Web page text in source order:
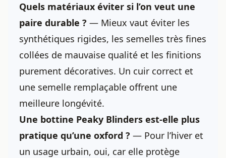
Quels matériaux éviter si l’on veut une
paire durable ? — Mieux vaut éviter les
synthétiques rigides, les semelles très fines
collées de mauvaise qualité et les finitions
purement décoratives. Un cuir correct et
une semelle remplaçable offrent une
meilleure longévité.
Une bottine Peaky Blinders est-elle plus
pratique qu’une oxford ? — Pour l’hiver et
un usage urbain, oui, car elle protège